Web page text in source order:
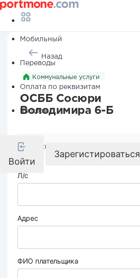
Мобильный
Переводы
Оплата по реквизитам
Кешбэк
Войти
Зарегистироваться
Назад
Коммунальные услуги
ОСББ Сосюри
Володимира 6-Б
Реквизиты компании
Л/с
Адрес
ФИО плательщика